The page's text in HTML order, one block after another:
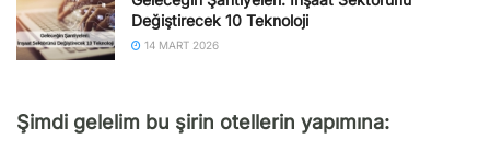
Değiştirecek 10 Teknoloji
14 MART 2026
Şimdi gelelim bu şirin otellerin yapımına: